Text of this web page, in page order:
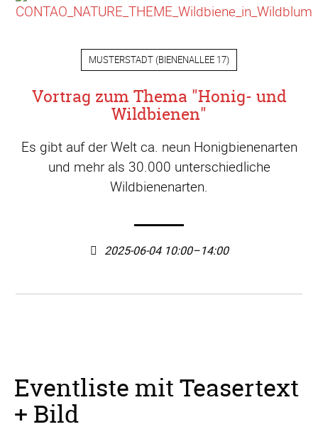
MUSTERSTADT (BIENENALLEE 17)
Vortrag zum Thema "Honig- und
Wildbienen"
Es gibt auf der Welt ca. neun Honigbienenarten
und mehr als 30.000 unterschiedliche
Wildbienenarten.
2025-06-04 10:00–14:00
Eventliste mit Teasertext
+ Bild